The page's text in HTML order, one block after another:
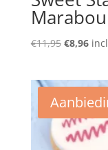
Marabou
€11,95
€11,95.
€8,96